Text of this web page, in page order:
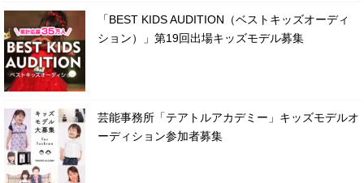
「BEST KIDS AUDITION（ベストキッズオーディ
ション）」第19回出場キッズモデル募集
芸能事務所「テアトルアカデミー」キッズモデルオ
ーディション参加者募集